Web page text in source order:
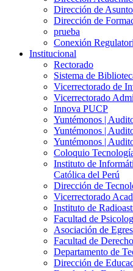
Dirección de
Dirección de
prueba
Conexión
Institucional
Rectorado
Sistema de
Vicerrectorado de
Vicerrectorado
Innova PUCP
Yuntémonos |
Yuntémonos |
Yuntémonos |
Coloquio
Instituto de
Católica del Perú
Dirección de
Vicerrectorado
Instituto de
Facultad de
Asociación de
Facultad de
Departamento de
Dirección de